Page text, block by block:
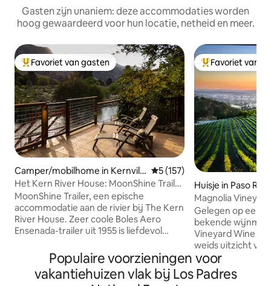
Gasten zijn unaniem: deze accommodaties worden
hoog gewaardeerd voor hun locatie, netheid en meer.
Topfavoriet van gasten
Favoriet van gasten
Camper/mobilhome in Kernvill
e
Gemiddelde beoordeling
5 (157)
Het Kern River House: MoonShine Trailer
Waterfront
MoonShine Trailer, een epische
accommodatie aan de rivier bij The Kern
River House. Zeer coole Boles Aero
Ensenada-trailer uit 1955 is liefdevol
voor altijd thuis op een prachtige plek
aan de Kern River, net ten zuiden van Big
Daddy Rapids. Eigen waterkant met
Topfavoriet van
Favoriet van
Huisje in Paso
Magnolia
Gelegen op een
bekende
Vineyard Wine
weids uitzicht
op onze
heuvel en
gerenoveerde
Populaire voorzieningen voor
vakantiehuizen vlak bij Los Padres